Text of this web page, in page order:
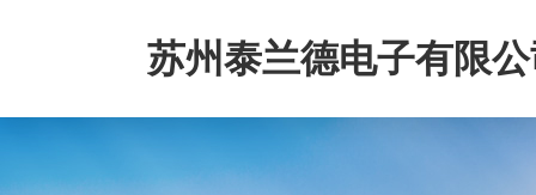
苏州泰兰德电子有限